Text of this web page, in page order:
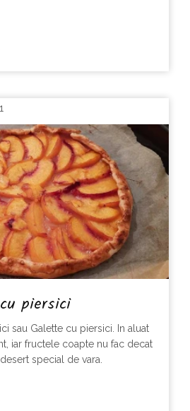
piersici
sau Galette cu piersici. In aluat
iar fructele coapte nu fac decat
special de vara.